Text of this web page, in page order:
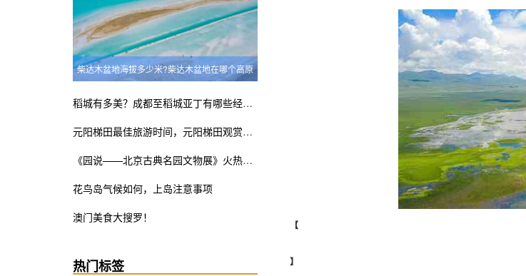
柴达木盆地海拔多少米?柴达木盆地在哪个高原
稻城有多美？成都至稻城亚丁有哪些经典线路？
元阳梯田最佳旅游时间，元阳梯田观赏指南
《园说——北京古典名园文物展》火热展览中。皇家瓷器竟也是少女粉ins风？错过这次展览遗憾终生
花鸟岛气候如何，上岛注意事项
澳门美食大搜罗！
热门标签
【
】